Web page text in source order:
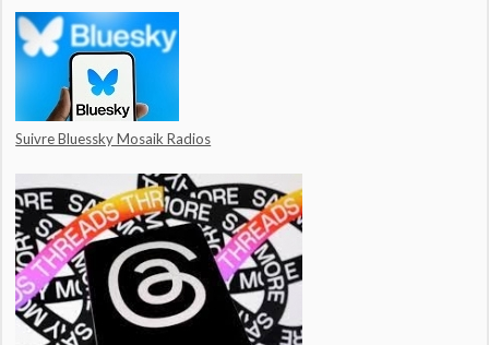
Suivre Bluessky Mosaik Radios